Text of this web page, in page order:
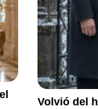
Volvió del